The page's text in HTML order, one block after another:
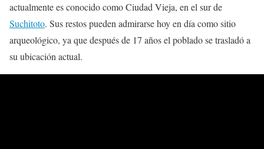
actualmente es conocido como Ciudad Vieja, en el sur de
Suchitoto. Sus restos pueden admirarse hoy en día como sitio
arqueológico, ya que después de 17 años el poblado se trasladó a
su ubicación actual.